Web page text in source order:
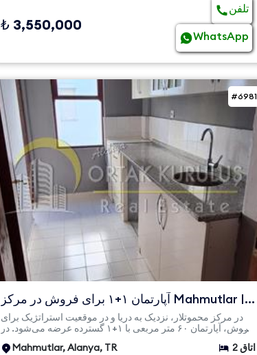
₺ 3,550,000
تلفن
WhatsApp
#6981
آپارتمان ۱+۱ برای فروش در مرکز Mahmutlar |
موقعیت نزدیک به د...
در مرکز محموتلار، نزدیک به دریا و در موقعیت استراتژیک برای
فروش، آپارتمان ۶۰ متر مربعی با ۱+۱ گسترده عرضه می‌شود. در
Mahmutlar, Alanya, TR
2 اتاق